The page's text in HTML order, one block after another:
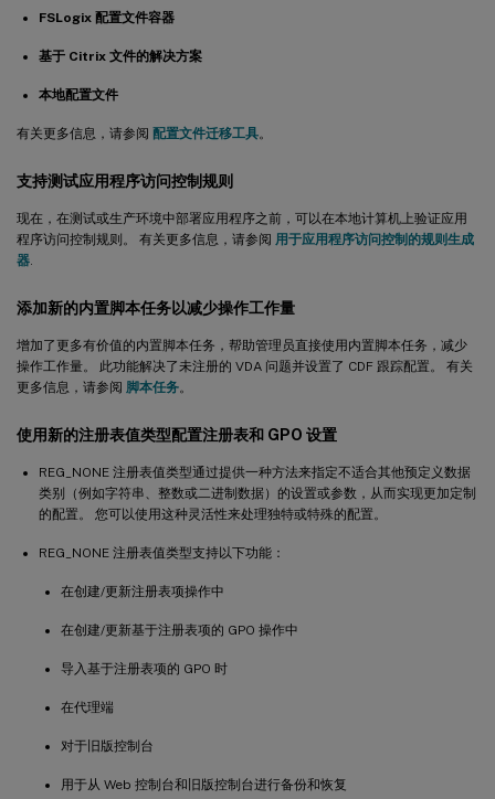
FSLogix 配置文件容器
基于 Citrix 文件的解决方案
本地配置文件
有关更多信息，请参阅 配置文件迁移工具。
支持测试应用程序访问控制规则
现在，在测试或生产环境中部署应用程序之前，可以在本地计算机上验证应用
程序访问控制规则。 有关更多信息，请参阅 用于应用程序访问控制的规则生成
器
添加新的内置脚本任务以减少操作工作量
增加了更多有价值的内置脚本任务，帮助管理员直接使用内置脚本任务，减少
操作工作量。 此功能解决了未注册的 VDA 问题并设置了 CDF 跟踪配置。 有关
更多信息，请参阅 脚本任务。
使用新的注册表值类型配置注册表和 GPO 设置
REG_NONE 注册表值类型通过提供一种方法来指定不适合其他预定义数据
类别（例如字符串、整数或二进制数据）的设置或参数，从而实现更加定制
的配置。 您可以使用这种灵活性来处理独特或特殊的配置。
REG_NONE 注册表值类型支持以下功能：
在创建/更新注册表项操作中
在创建/更新基于注册表项的 GPO 操作中
导入基于注册表项的 GPO 时
在代理端
对于旧版控制台
用于从 Web 控制台和旧版控制台进行备份和恢复